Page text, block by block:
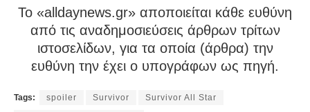
To «alldaynews.gr» αποποιείται κάθε ευθύνη
από τις αναδημοσιεύσεις άρθρων τρίτων
ιστοσελίδων, για τα οποία (άρθρα) την
ευθύνη την έχει ο υπογράφων ως πηγή.
Tags: spoiler Survivor Survivor All Star